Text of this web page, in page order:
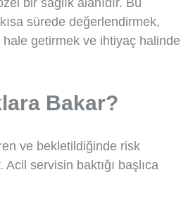
bir sağlık alanıdır. Bu
sürede değerlendirmek,
getirmek ve ihtiyaç halinde
Bakar?
ve bekletildiğinde risk
servisin baktığı başlıca